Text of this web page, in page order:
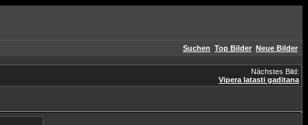
Suchen Top Bilder Neue Bilder
Nächstes Bild:
Vipera latasti gaditana